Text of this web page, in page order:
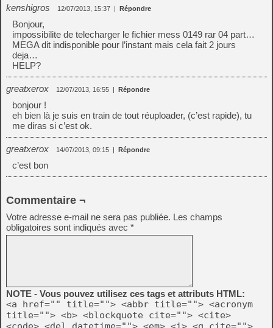
kenshigros 12/07/2013, 15:37 | Répondre
Bonjour,
impossibilite de telecharger le fichier mess 0149 rar 04 part…
MEGA dit indisponible pour l’instant mais cela fait 2 jours
deja…
HELP?
greatxerox 12/07/2013, 16:55 | Répondre
bonjour !
eh bien là je suis en train de tout réuploader, (c’est rapide), tu
me diras si c’est ok.
greatxerox 14/07/2013, 09:15 | Répondre
c’est bon
Commentaire ¬
Votre adresse e-mail ne sera pas publiée. Les champs
obligatoires sont indiqués avec *
NOTE - Vous pouvez utilisez ces tags et attributs HTML:
<a href="" title=""> <abbr title=""> <acronym
title=""> <b> <blockquote cite=""> <cite>